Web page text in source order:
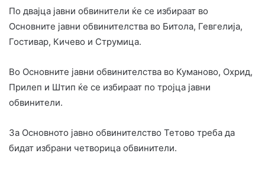
По двајца јавни обвинители ќе се избираат во
Основните јавни обвинителства во Битола, Гевгелија,
Гостивар, Кичево и Струмица.
Во Основните јавни обвинителства во Куманово, Охрид,
Прилеп и Штип ќе се избираат по тројца јавни
обвинители.
За Основното јавно обвинителство Тетово треба да
бидат избрани четворица обвинители.